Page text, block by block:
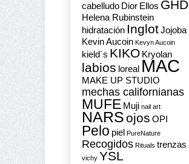
cabelludo Dior Ellos GHD
Helena Rubinstein
hidratación InglotJojoba
Kevin Aucoin Kevyn Aucoin
kield´s KIKO Kryolan
labios loreal MAC
MAKE UP STUDIO
mechas californianas
MUFE Muji nail art
NARSojos OPI
Pelo piel PureNature
Recogidos Rituals trenzas
vichy YSL